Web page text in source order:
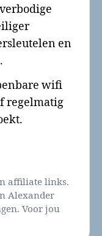
en
wifi
regelmatig
affiliate links.
Alexander
Voor jou